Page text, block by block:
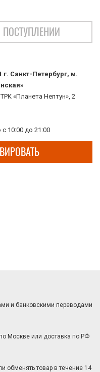
Санкт-Петербург, м.
«Планета Нептун», 2
10:00 до 21:00
и банковскими переводами
Москве или доставка по РФ
обменять товар в течение 14